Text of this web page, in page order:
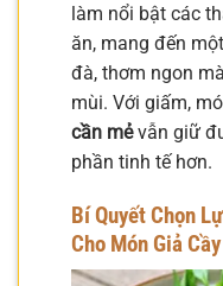
làm nổi bật các
ăn, mang đến
đà, thơm ngon
mùi. Với giấm,
cần mẻvẫn giữ
phần tinh tế hơn.
Bí Quyết Chọn
Cho Món Giả Cầy